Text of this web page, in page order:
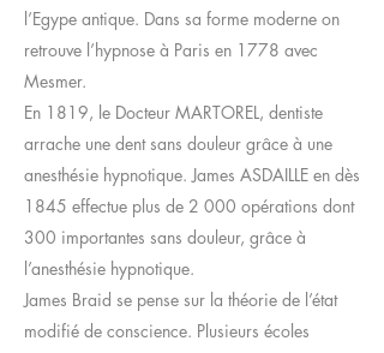
l’Egype antique. Dans sa forme moderne on
retrouve l’hypnose à Paris en 1778 avec
Mesmer.
En 1819, le Docteur MARTOREL, dentiste
arrache une dent sans douleur grâce à une
anesthésie hypnotique. James ASDAILLE en dès
1845 effectue plus de 2 000 opérations dont
300 importantes sans douleur, grâce à
l’anesthésie hypnotique.
James Braid se pense sur la théorie de l’état
modifié de conscience. Plusieurs écoles